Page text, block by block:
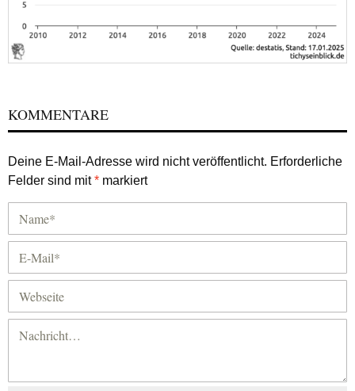
KOMMENTARE
Deine E-Mail-Adresse wird nicht veröffentlicht. Erforderliche
Felder sind mit* markiert